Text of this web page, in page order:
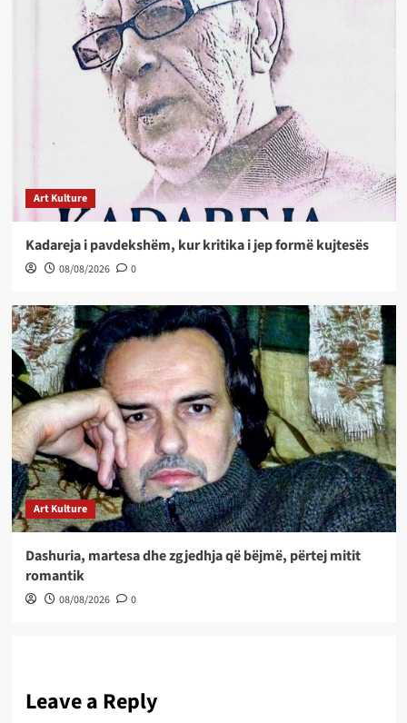
Art Kulture
Kadareja i pavdekshëm, kur kritika i jep formë kujtesës
08/08/2026 0
Art Kulture
Dashuria, martesa dhe zgjedhja që bëjmë, përtej mitit
romantik
08/08/2026 0
Leave a Reply